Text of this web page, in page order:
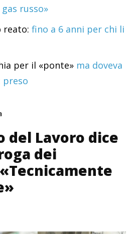
russo»
reato: fino a 6 anni per chi li
per il «ponte» ma doveva
preso
del Lavoro dice
dei